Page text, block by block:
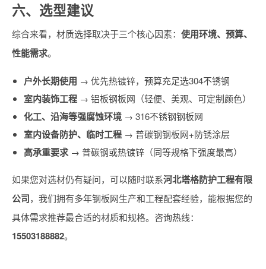
六、选型建议
综合来看，材质选择取决于三个核心因素： 使用环境、预算、
性能需求。
户外长期使用 → 优先热镀锌，预算充足选304不锈钢
室内装饰工程 → 铝板钢板网（轻便、美观、可定制颜色）
化工、沿海等强腐蚀环境 → 316不锈钢钢板网
室内设备防护、临时工程 → 普碳钢钢板网+防锈涂层
高承重要求 → 普碳钢或热镀锌（同等规格下强度最高）
如果您对选材仍有疑问，可以随时联系河北塔格防护工程有限
公司，我们拥有多年钢板网生产和工程配套经验，能根据您的
具体需求推荐最合适的材质和规格。咨询热线：
15503188882。